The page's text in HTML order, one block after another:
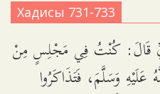
Хадисы 731-733
قَالَ: كُنْتُ فِي مَجْلِسٍ مِنْ
وَسَلَّمَ، فَتَذَاكَرُوا